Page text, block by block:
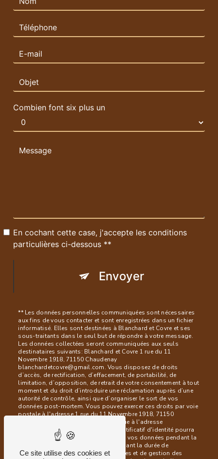
Combien font six plus un
En cochant cette case, j'accepte les conditions
particulières ci-dessous **
Envoyer
** Les données personnelles communiquées sont nécessaires
aux fins de vous contacter et sont enregistrées dans un fichier
informatisé. Elles sont destinées à Blanchard et Covre et ses
sous-traitants dans le seul but de répondre à votre message.
Les données collectées seront communiquées aux seuls
destinataires suivants: Blanchard et Covre 1 rue du 11
Novembre 1918, 71150 Chaudenay
blanchardetcovre@gmail.com. Vous disposez de droits
d’accès, de rectification, d’effacement, de portabilité, de
limitation, d’opposition, de retrait de votre consentement à tout
moment et du droit d’introduire une réclamation auprès d’une
autorité de contrôle, ainsi que d’organiser le sort de vos
données post-mortem. Vous pouvez exercer ces droits par voie
postale à l'adresse 1 rue du 11 Novembre 1918, 71150
Chaudenay ou par courrier électronique à l'adresse
blanchardetcovre@gmail.com. Un justificatif d'identité pourra
vous être demandé. Nous conservons vos données pendant la
période de prise de contact puis pendant la durée de
prescription légale aux fins probatoires et de gestion des
Ce site utilise des cookies et